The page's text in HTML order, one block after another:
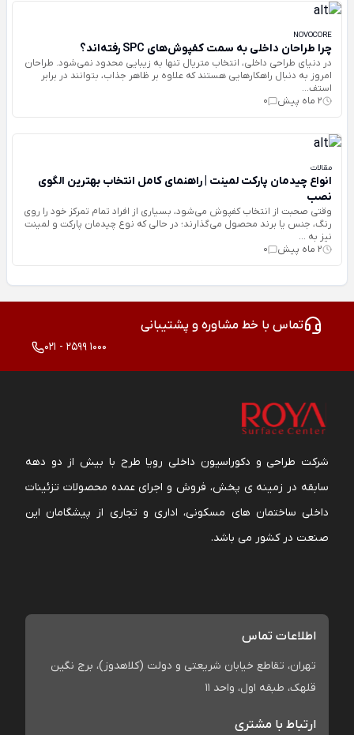
NOVOCORE
چرا طراحان داخلی به سمت کفپوش‌های SPC رفته‌اند؟
در دنیای طراحی داخلی، انتخاب متریال تنها به زیبایی محدود نمی‌شود. طراحان
امروز به دنبال راهکارهایی هستند که علاوه بر ظاهر جذاب، بتوانند در برابر
استف...
2 ماه پیش
0
مقالات
انواع چیدمان پارکت لمینت | راهنمای کامل انتخاب بهترین الگوی
نصب
وقتی صحبت از انتخاب کفپوش می‌شود، بسیاری از افراد تمام تمرکز خود را روی
رنگ، جنس یا برند محصول می‌گذارند؛ در حالی که نوع چیدمان پارکت و لمینت
نیز به ...
2 ماه پیش
0
تماس با خط مشاوره و پشتیبانی
021 - 2599 1000
شرکت طراحی و دکوراسیون داخلی رویا طرح با بیش از دو دهه
سابقه در زمینه ی پخش، فروش و اجرای عمده محصولات تزئینات
داخلی ساختمان های مسکونی، اداری و تجاری از پیشگامان این
صنعت در کشور می باشد.
اطلاعات تماس
تهران، تقاطع خیابان شریعتی و دولت (کلاهدوز)، برج نگین
قلهک، طبقه اول، واحد 11
ارتباط با مشتری